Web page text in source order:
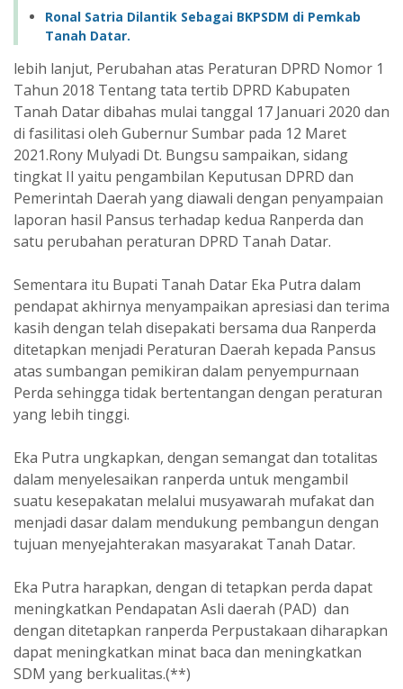
Ronal Satria Dilantik Sebagai BKPSDM di Pemkab
Tanah Datar.
lebih lanjut, Perubahan atas Peraturan DPRD Nomor 1
Tahun 2018 Tentang tata tertib DPRD Kabupaten
Tanah Datar dibahas mulai tanggal 17 Januari 2020 dan
di fasilitasi oleh Gubernur Sumbar pada 12 Maret
2021.Rony Mulyadi Dt. Bungsu sampaikan, sidang
tingkat II yaitu pengambilan Keputusan DPRD dan
Pemerintah Daerah yang diawali dengan penyampaian
laporan hasil Pansus terhadap kedua Ranperda dan
satu perubahan peraturan DPRD Tanah Datar.
Sementara itu Bupati Tanah Datar Eka Putra dalam
pendapat akhirnya menyampaikan apresiasi dan terima
kasih dengan telah disepakati bersama dua Ranperda
ditetapkan menjadi Peraturan Daerah kepada Pansus
atas sumbangan pemikiran dalam penyempurnaan
Perda sehingga tidak bertentangan dengan peraturan
yang lebih tinggi.
Eka Putra ungkapkan, dengan semangat dan totalitas
dalam menyelesaikan ranperda untuk mengambil
suatu kesepakatan melalui musyawarah mufakat dan
menjadi dasar dalam mendukung pembangun dengan
tujuan menyejahterakan masyarakat Tanah Datar.
Eka Putra harapkan, dengan di tetapkan perda dapat
meningkatkan Pendapatan Asli daerah (PAD) dan
dengan ditetapkan ranperda Perpustakaan diharapkan
dapat meningkatkan minat baca dan meningkatkan
SDM yang berkualitas.(**)